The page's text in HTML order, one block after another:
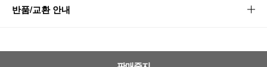
반품/교환 안내